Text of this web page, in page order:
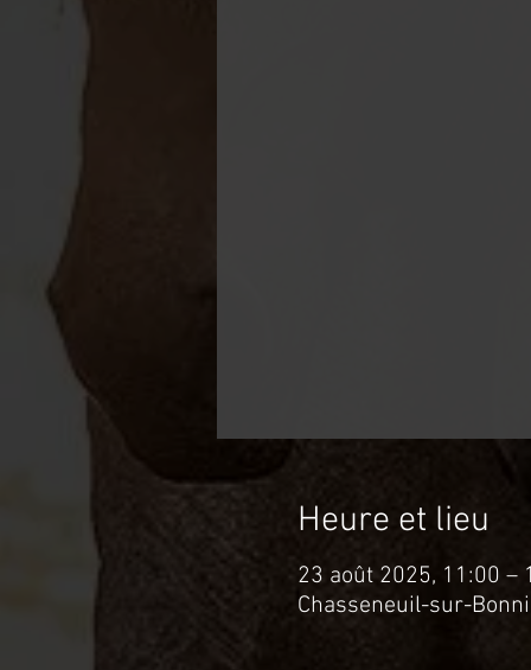
Heure et lieu
23 août 2025, 11:00 –
Chasseneuil-sur-